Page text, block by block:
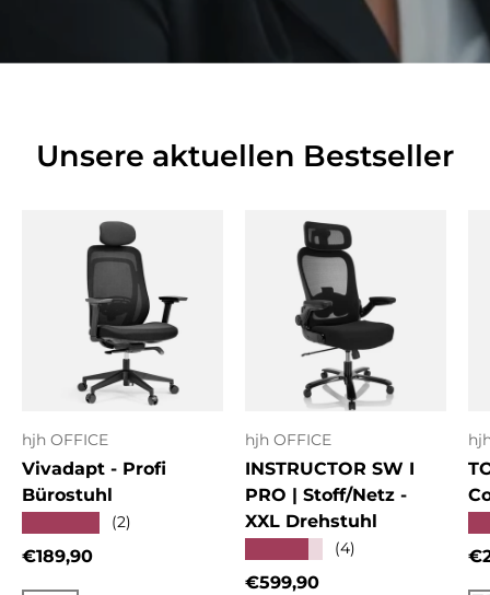
Unsere aktuellen Bestseller
hjh OFFICE
Vivadapt - Profi
Bürostuhl
(2)
Normaler Preis
€189,90
hjh OFFICE
INSTRUCTOR SW I
PRO | Stoff/Netz -
XXL Drehstuhl
(4)
Normaler Preis
€599,90